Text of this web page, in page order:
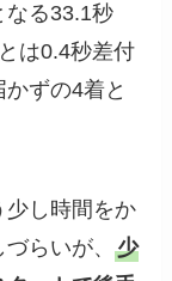
なる33.1秒
は0.4秒差付
ずの4着と
少し時間をか
づらいが、少